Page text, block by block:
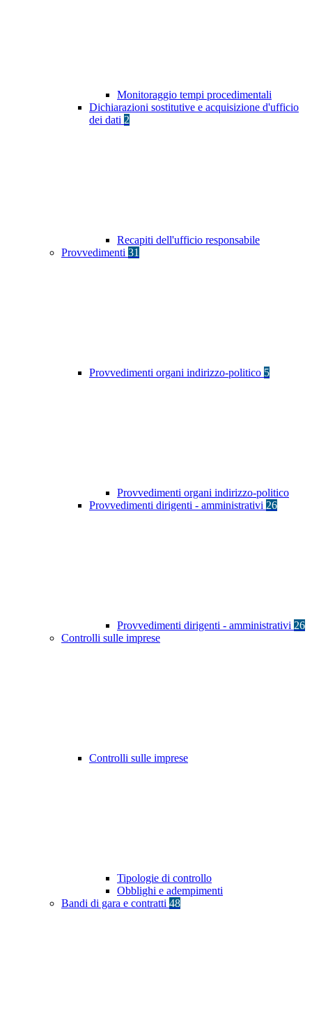
Monitoraggio tempi procedimentali
Dichiarazioni sostitutive e acquisizione d'ufficio
dei dati 2
Recapiti dell'ufficio responsabile
Provvedimenti 31
Provvedimenti organi indirizzo-politico 5
Provvedimenti organi indirizzo-politico
Provvedimenti dirigenti - amministrativi 26
Provvedimenti dirigenti - amministrativi 26
Controlli sulle imprese
Controlli sulle imprese
Tipologie di controllo
Obblighi e adempimenti
Bandi di gara e contratti 48